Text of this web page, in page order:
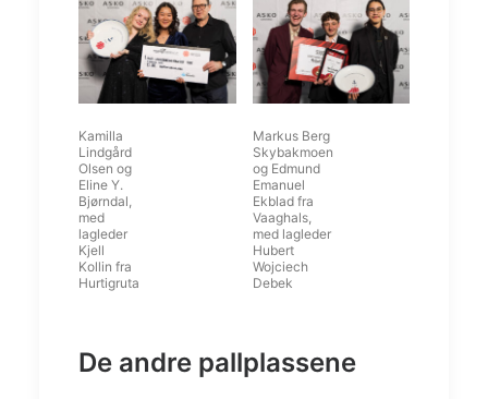
Kamilla
Lindgård
Olsen og
Eline Y.
Bjørndal,
med
lagleder
Kjell
Kollin fra
Hurtigruta
Markus Berg
Skybakmoen
og Edmund
Emanuel
Ekblad fra
Vaaghals,
med lagleder
Hubert
Wojciech
Debek
De andre pallplassene